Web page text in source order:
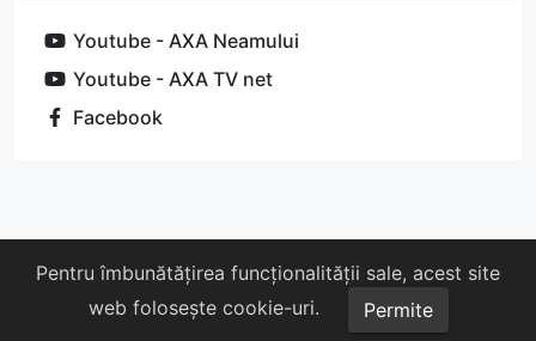
Youtube - AXA Neamului
Youtube - AXA TV net
Facebook
Despre noi Susține-ne
Contact
Copyright © 2026 AXA. Toate drepturile rezervate.
Pentru îmbunătățirea funcționalității sale, acest site
web folosește cookie-uri.
Permite